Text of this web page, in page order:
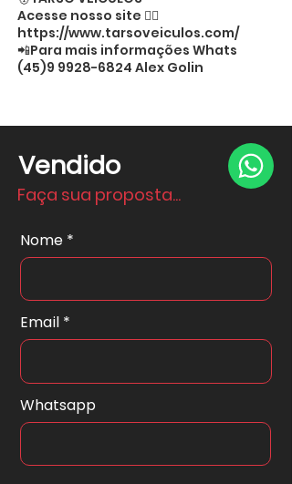
Acesse nosso site 👉🏻
https://www.tarsoveiculos.com/
📲Para mais informações Whats
(45)9 9928-6824 Alex Golin
Vendido
Faça sua proposta...
Nome
Email
Whatsapp